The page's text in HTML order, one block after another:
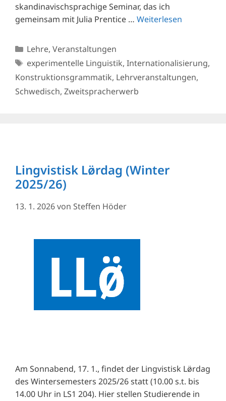
skandinavischsprachige Seminar, das ich
gemeinsam mit Julia Prentice … Weiterlesen
Kategorien
Lehre, Veranstaltungen
Schlagwörter
experimentelle Linguistik, Internationalisierung,
Konstruktionsgrammatik, Lehrveranstaltungen,
Schwedisch, Zweitspracherwerb
Lingvistisk Lø̈rdag (Winter
2025/26)
13. 1. 2026von Steffen Höder
Am Sonnabend, 17. 1., findet der Lingvistisk Lø̈rdag
des Wintersemesters 2025/26 statt (10.00 s.t. bis
14.00 Uhr in LS1 204). Hier stellen Studierende in